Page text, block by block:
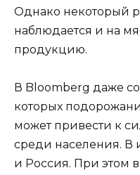
Однако некоторый
наблюдается и на
продукцию.
В Bloomberg даже
которых
может привести к
среди населения. В
и Россия. При этом